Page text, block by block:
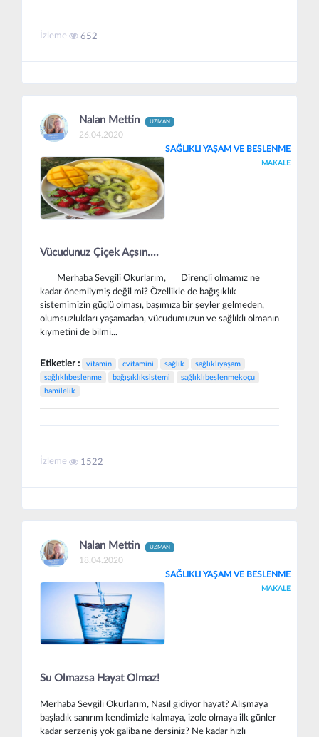
İzleme 652
Nalan Mettin UZMAN
26.04.2020
SAĞLIKLI YAŞAM VE BESLENME
MAKALE
Vücudunuz Çiçek Açsın....
Merhaba Sevgili Okurlarım, Dirençli olmamız ne
kadar önemliymiş değil mi? Özellikle de bağışıklık
sistemimizin güçlü olması, başımıza bir şeyler gelmeden,
olumsuzlukları yaşamadan, vücudumuzun ve sağlıklı olmanın
kıymetini de bilmi...
Etiketler : vitamin cvitamini sağlık
sağlıklıyaşam
sağlıklıbeslenme
bağışıklıksistemi
sağlıklıbeslenmekoçu
hamilelik
İzleme 1522
Nalan Mettin UZMAN
18.04.2020
SAĞLIKLI YAŞAM VE BESLENME
MAKALE
Su Olmazsa Hayat Olmaz!
Merhaba Sevgili Okurlarım, Nasıl gidiyor hayat? Alışmaya
başladık sanırım kendimizle kalmaya, izole olmaya ilk günler
kadar serzeniş yok galiba ne dersiniz? Ne kadar hızlı